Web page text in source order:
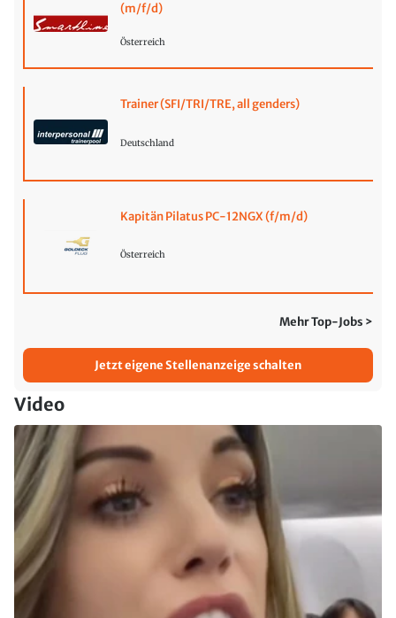
(m/f/d)
Österreich
Trainer (SFI/TRI/TRE, all genders)
Deutschland
Kapitän Pilatus PC-12NGX (f/m/d)
Österreich
Mehr Top-Jobs >
Jetzt eigene Stellenanzeige schalten
Video